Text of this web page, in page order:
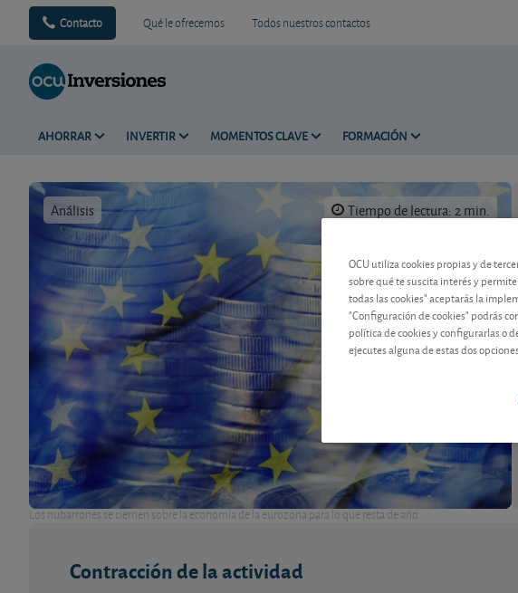
Contacto Qué le ofrecemos Todos nuestros contactos
AHORRAR INVERTIR MOMENTOS CLAVE FORMACIÓN
Análisis Tiempo de lectura: 2 min.
Los nubarrones se ciernen sobre la economía de la eurozona para lo que resta de año.
Contracción de la actividad
OCU utiliza cookies propias y de
sobre qué te suscita interés y
todas las cookies" aceptarás la
"Configuración de cookies" podrás
política de cookies y configurarlas o
ejecutes alguna de estas dos